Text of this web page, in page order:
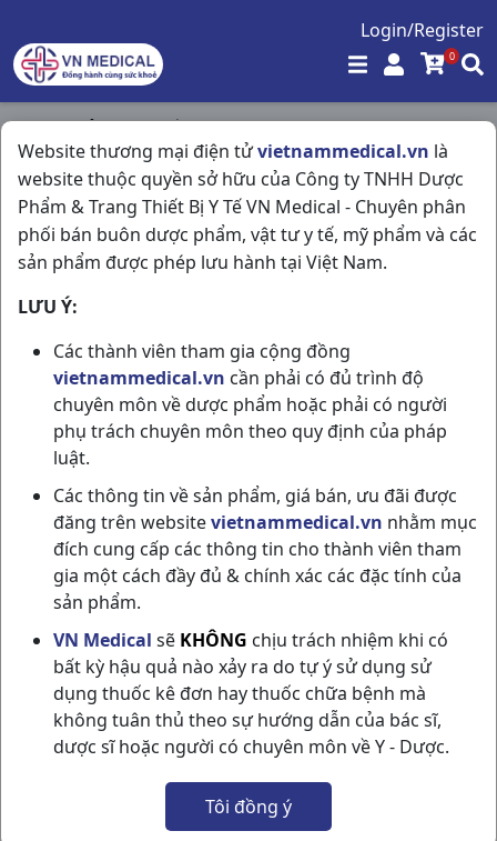
Login/Register
0
Website thương mại điện tửvietnammedical.vn là
website thuộc quyền sở hữu của Công ty TNHH Dược
Phẩm & Trang Thiết Bị Y Tế VN Medical - Chuyên phân
phối bán buôn dược phẩm, vật tư y tế, mỹ phẩm và các
sản phẩm được phép lưu hành tại Việt Nam.
LƯU Ý:
Các thành viên tham gia cộng đồng
vietnammedical.vn cần phải có đủ trình độ
chuyên môn về dược phẩm hoặc phải có người
phụ trách chuyên môn theo quy định của pháp
luật.
Các thông tin về sản phẩm, giá bán, ưu đãi được
đăng trên websitevietnammedical.vn nhằm mục
đích cung cấp các thông tin cho thành viên tham
gia một cách đầy đủ & chính xác các đặc tính của
sản phẩm.
VN Medical sẽ KHÔNG chịu trách nhiệm khi có
bất kỳ hậu quả nào xảy ra do tự ý sử dụng sử
dụng thuốc kê đơn hay thuốc chữa bệnh mà
không tuân thủ theo sự hướng dẫn của bác sĩ,
dược sĩ hoặc người có chuyên môn về Y - Dược.
Tôi đồng ý
Trang chủ / Hô Hấp /
Hayex 10mg H30v Davipharma
HAYEX 10MG H30V DAVIPHARMA
NSX:Davipharma
Nhóm hàng:Hô Hấp,
Chia sẻ qua mạng xã hội: